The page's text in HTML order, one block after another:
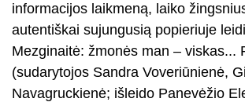
informacijos laikmeną, laiko
autentiškai sujungusią popieriuje
Mezginaitė: žmonės man – viskas...
(sudarytojos Sandra Voveriūnienė,
Navagruckienė; išleido Panevėžio